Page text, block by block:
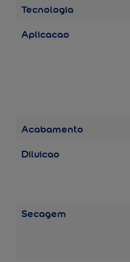
Tecnologia
Aplicacao
Acabamento
Diluicao
Secagem